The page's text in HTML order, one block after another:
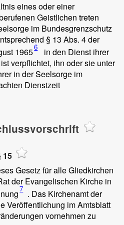
eines oder einer
Geistlichen treten
im Bundesgrenzschutz
§ 13 Abs. 4 der
19656
in den Dienst ihrer
verpflichtet, ihn oder sie unter
in der Seelsorge im
Dienstzeit
15
Gesetz für alle Gliedkirchen
der Evangelischen Kirche in
7 . Das Kirchenamt der
Veröffentlichung im Amtsblatt
vornehmen zu